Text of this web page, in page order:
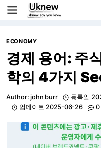
Skip
ECONOMY
경제 용어: 주
학의 4가지
Author: john burr 등록일
업데이트 2025-06-26 0